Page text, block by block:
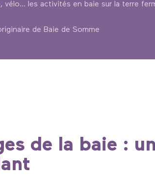
vélo… les activités en baie sur la terre
de Baie de Somme
de la baie :